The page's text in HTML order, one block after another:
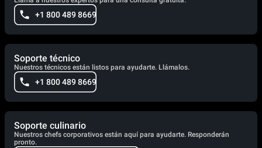
+1 800 489 8669
Soporte técnico
Nuestros técnicos están listos para ayudarte. Llámalos.
+1 800 489 8669
Soporte culinario
Nuestros chefs corporativos están aquí para ayudarte. Responderán
pronto.